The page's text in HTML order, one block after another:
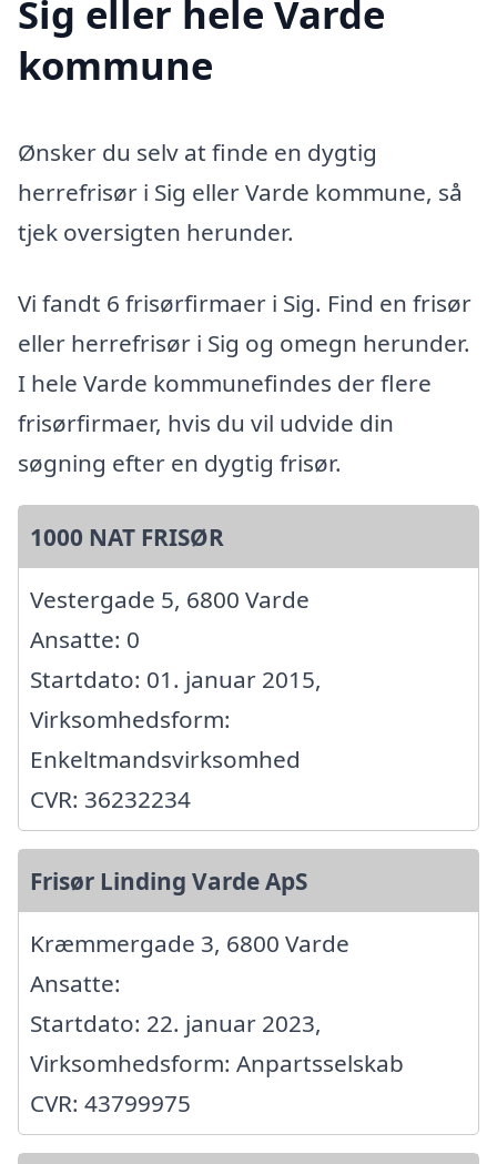
Sig eller hele Varde
kommune
Ønsker du selv at finde en dygtig
herrefrisør i Sig eller Varde kommune, så
tjek oversigten herunder.
Vi fandt 6 frisørfirmaer i Sig. Find en frisør
eller herrefrisør i Sig og omegn herunder.
I hele Varde kommunefindes der flere
frisørfirmaer, hvis du vil udvide din
søgning efter en dygtig frisør.
1000 NAT FRISØR
Vestergade 5, 6800 Varde
Ansatte: 0
Startdato: 01. januar 2015,
Virksomhedsform:
Enkeltmandsvirksomhed
CVR: 36232234
Frisør Linding Varde ApS
Kræmmergade 3, 6800 Varde
Ansatte:
Startdato: 22. januar 2023,
Virksomhedsform: Anpartsselskab
CVR: 43799975